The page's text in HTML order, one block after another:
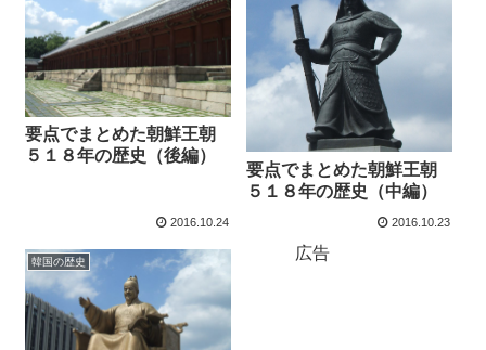
要点でまとめた朝鮮王朝
５１８年の歴史（後編）
2016.10.24
要点でまとめた朝鮮王朝
５１８年の歴史（中編）
2016.10.23
韓国の歴史 広告